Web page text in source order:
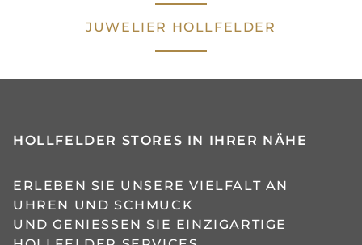
JUWELIER HOLLFELDER
HOLLFELDER STORES IN IHRER NÄHE
ERLEBEN SIE UNSERE VIELFALT AN
UHREN UND SCHMUCK
UND GENIESSEN SIE EINZIGARTIGE H